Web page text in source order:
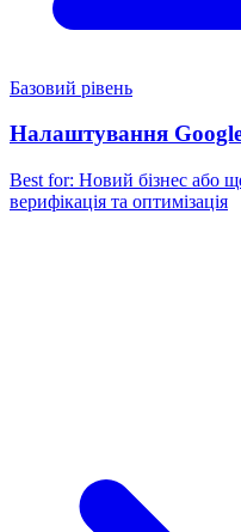
Базовий рівень
Налаштування
Best for: Новий бізнес або
верифікація та оптимізація